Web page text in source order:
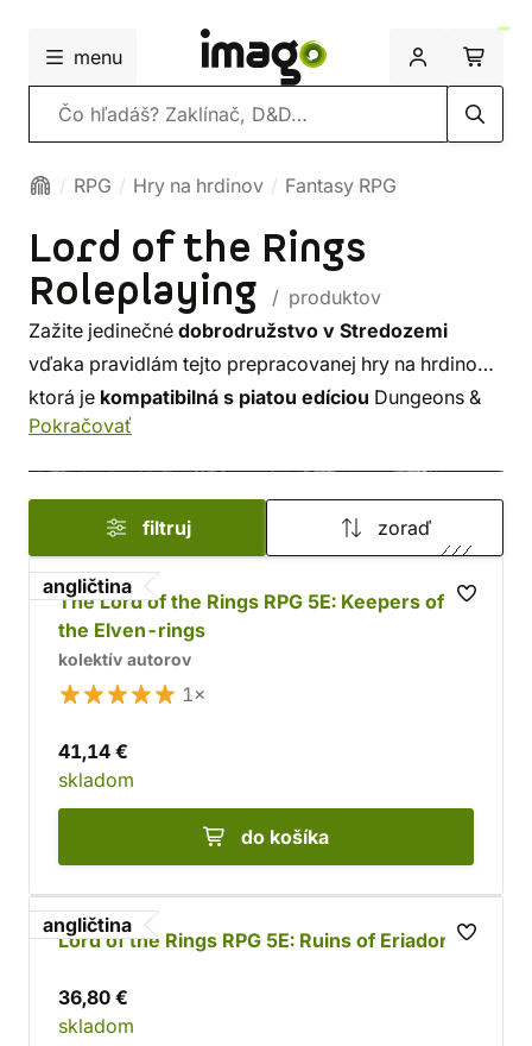
menu
Vyhľadávanie
RPG Hry na hrdinov Fantasy RPG
Lord of the Rings
Roleplaying
/ produktov
Zažite jedinečné dobrodružstvo v Stredozemi
vďaka pravidlám tejto prepracovanej hry na hrdinov,
ktorá je kompatibilná s piatou edíciou Dungeons &
Dragons. Jedinečné RPG vychádza z druhej edície
herných dizajnérov Free League Publishing. Vám už
zostáva len jediné - vydajte sa v ústrety
nebezpečenstvu a zábave v prostredí tajuplného
svetaJ. R. R. Tolkiena.
Pokračovať
filtruj zoraď
angličtina
The Lord of the Rings RPG 5E: Keepers of
the Elven-rings
kolektív autorov
1×
41,14 €
skladom
do košíka
angličtina
Lord of the Rings RPG 5E: Ruins of Eriador
36,80 €
skladom